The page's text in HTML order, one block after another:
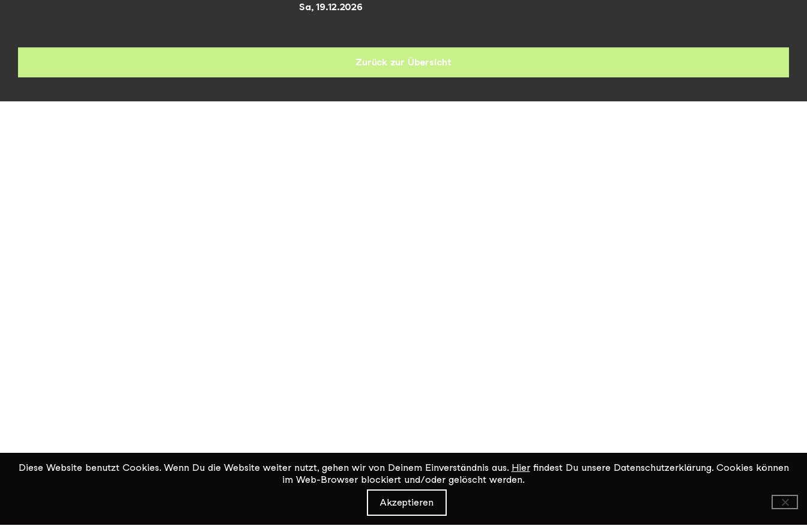
Sa, 19.12.2026
Zurück zur Übersicht
Diese Website benutzt Cookies. Wenn Du die Website weiter nutzt, gehen wir von Deinem Einverständnis aus. Hierfindest Du unsere Datenschutzerklärung. Cookies können
im Web-Browser blockiert und/oder gelöscht werden.
Akzeptieren